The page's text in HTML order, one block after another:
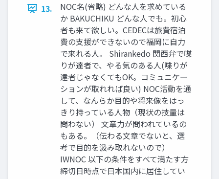
13.
NOC名(省略) どんな人を求めている
か BAKUCHIKU どんな人でも。初心
者も来て欲しい。CEDECは旅費宿泊
費の支援ができないので福岡に自力
で来れる人。 Shirankedo 関西弁で喋
りが達者で、やる気のある人(喋りが
達者じゃなくてもOK。コミュニケー
ションが取れれば良い) NOC活動を通
して、なんらか目的や将来像をはっ
きり持っている人物（現状の技量は
問わない） 文章力が問われているの
もある。（伝わる文章でないと、選
考で目的を汲み取れないので）
IWNOC 以下の条件をすべて満たす方
締切日時点で日本国内に居住してい